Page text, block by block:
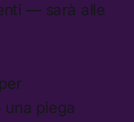
— sarà alle
una piega